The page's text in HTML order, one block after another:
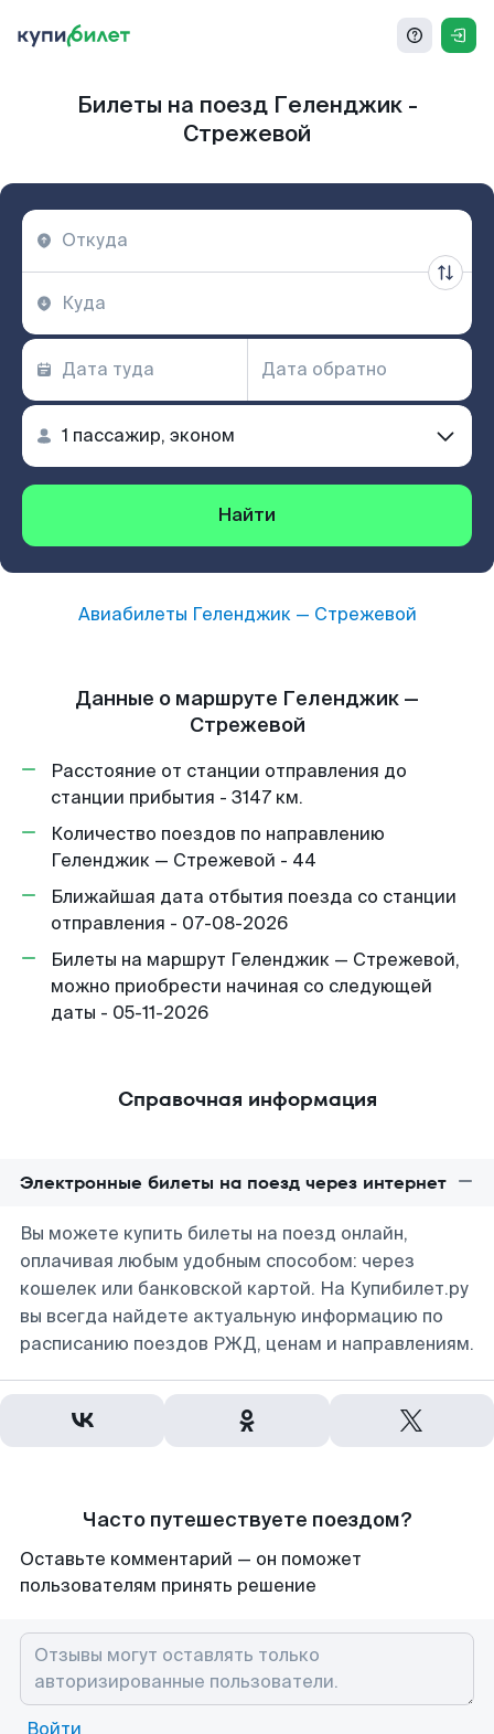
Билеты на поезд Геленджик -
Стрежевой
Найти
Авиабилеты Геленджик— Стрежевой
Данные о маршруте Геленджик —
Стрежевой
Расстояние от станции отправления до
станции прибытия - 3147 км.
Количество поездов по направлению
Геленджик — Стрежевой - 44
Ближайшая дата отбытия поезда со станции
отправления - 07-08-2026
Билеты на маршрут Геленджик — Стрежевой,
можно приобрести начиная со следующей
даты - 05-11-2026
Справочная информация
Электронные билеты на поезд через интернет
Вы можете купить билеты на поезд онлайн,
оплачивая любым удобным способом: через
кошелек или банковской картой. На Купибилет.ру
вы всегда найдете актуальную информацию по
расписанию поездов РЖД, ценам и направлениям.
Часто путешествуете поездом?
Оставьте комментарий — он поможет
пользователям принять решение
Войти